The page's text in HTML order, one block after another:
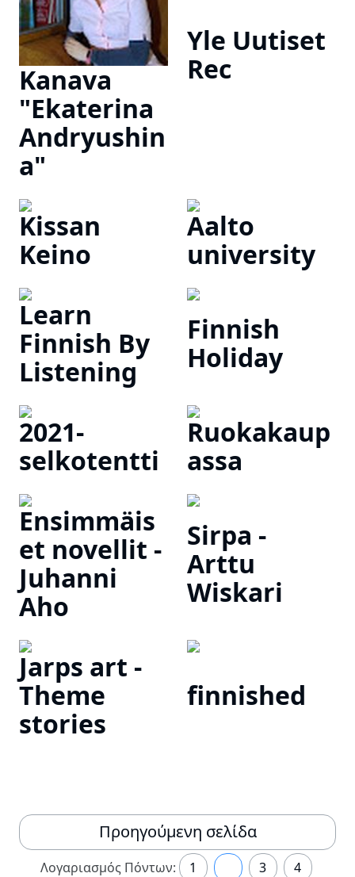
Kanava
"Ekaterina
Andryushin
a"
Yle Uutiset
Rec
Kissan
Keino
Aalto
university
Learn
Finnish By
Listening
Finnish
Holiday
2021-
selkotentti
Ruokakaup
assa
Ensimmäis
et novellit -
Juhanni
Aho
Sirpa -
Arttu
Wiskari
Jarps art -
Theme
stories
finnished
Προηγούμενη σελίδα
Λογαριασμός Πόντων: 1 3 4